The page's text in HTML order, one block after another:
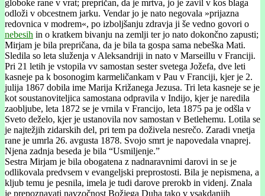
globoke rane v vrat; prepričan, da je mrtva, jo je zavil v kos blaga
odloži v obcestnem jarku. Vendar jo je nato negovala »prijazna
redovnica v modrem«, po izboljšanju zdravja ji še vedno govori o
nebesih in o kratkem bivanju na zemlji ter jo nato dokončno zapusti;
Mirjam je bila prepričana, da je bila ta gospa sama nebeška Mati.
Sledila so leta služenja v Aleksandriji in nato v Marseillu v Franciji.
Pri 21 letih je vstopila vv samostan sester svetega Jožefa, dve leti
kasneje pa k bosonogim karmeličankam v Pau v Franciji, kjer je 2.
julija 1867 dobila ime Marija Križanega Jezusa. Tri leta kasneje se je
kot soustanoviteljica samostana odpravila v Indijo, kjer je naredila
zaobljube, leta 1872 se je vrnila v Francijo, leta 1875 pa je odšla v
Sveto deželo, kjer je ustanovila nov samostan v Betlehemu. Lotila se
je najtežjih zidarskih del, pri tem pa doživela nesrečo. Zaradi vnetja
rane je umrla 26. avgusta 1878. Svojo smrt je napovedala vnaprej.
Njena zadnja beseda je bila “Usmiljenje.”
Sestra Mirjam je bila obogatena z nadnaravnimi darovi in se je
odlikovala predvsem v evangeljski preprostosti. Bila je nepismena, a
kljub temu je pesnila, imela je tudi darove prerokb in videnj. Znala
je prepoznavati navzočnost Božjega Duha tako v vsakdanjih